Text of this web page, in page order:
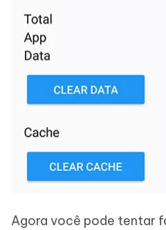
Agora você pode tentar